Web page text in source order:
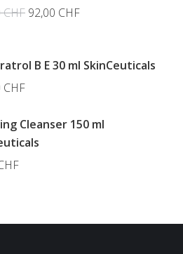
CHF Le
était :
92,00 CHFLe
est :
B E 30 ml SkinCeuticals
CHF
Cleanser 150 ml